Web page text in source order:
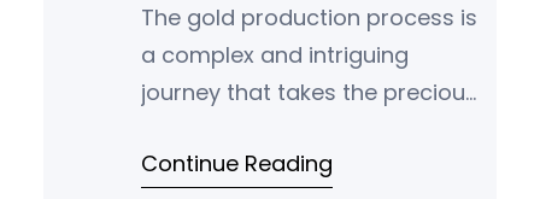
The gold production process is
a complex and intriguing
journey that takes the precious
earth all the way to market.
Continue Reading